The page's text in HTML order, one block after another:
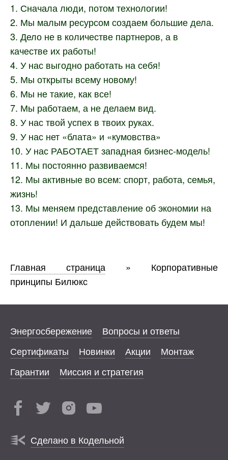
1. Сначала люди, потом технологии!
2. Мы малым ресурсом создаем большие дела.
3. Дело не в количестве партнеров, а в
качестве их работы!
4. У нас выгодно работать на себя!
5. Мы открыты всему новому!
6. Мы не такие, как все!
7. Мы работаем, а не делаем вид.
8. У нас твой успех в твоих руках.
9. У нас нет «блата» и «кумовства»
10. У нас РАБОТАЕТ западная бизнес-модель!
11. Мы постоянно развиваемся!
12. Мы активные во всем: спорт, работа, семья,
жизнь!
13. Мы меняем представление об экономии на
отоплении! И дальше действовать будем мы!
Главная страница » Корпоративные
принципы Билюкс
Энергосбережение
Вопросы и ответы
Сертификаты
Новинки Акции
Монтаж
Гарантии
Миссия и стратегия
Сделано в Кодельной